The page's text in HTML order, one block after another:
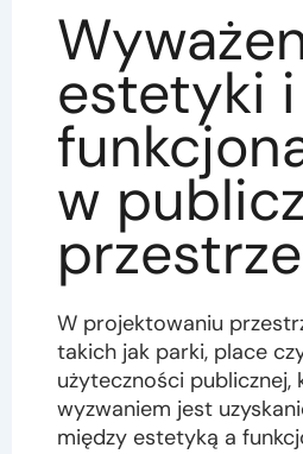
estetyki i
w
W projektowaniu
takich jak parki, place
użyteczności publicznej,
wyzwaniem jest
między estetyką a